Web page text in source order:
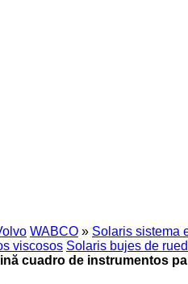
WABCO » Solaris sistema
viscosos Solaris bujes de
cuadro de instrumentos